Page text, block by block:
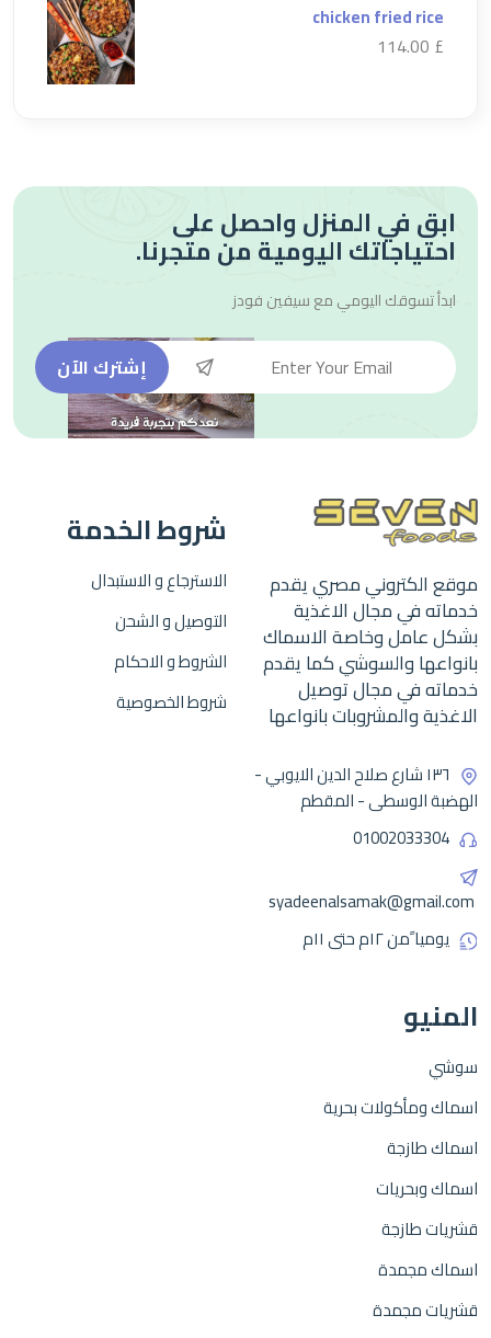
chicken fried rice
£ 114.00
ابق في المنزل واحصل على
احتياجاتك اليومية من متجرنا.
ابدأ تسوقك اليومي معسيفين فودز
إشترك الآن
موقع الكتروني مصري يقدم
خدماته في مجال الاغذية
بشكل عامل وخاصة الاسماك
بانواعها والسوشي كما يقدم
خدماته في مجال توصيل
الاغذية والمشروبات بانواعها
١٣٦ شارع صلاح الدين الايوبي -
الهضبة الوسطى - المقطم
01002033304
syadeenalsamak@gmail.com
يوميا ًمن ١٢م حتى ١١م
شروط الخدمة
الاسترجاع و الاستبدال
التوصيل و الشحن
الشروط و الاحكام
شروط الخصوصية
المنيو
سوشي
اسماك ومأكولات بحرية
اسماك طازجة
اسماك وبحريات
قشريات طازجة
اسماك مجمدة
قشريات مجمدة